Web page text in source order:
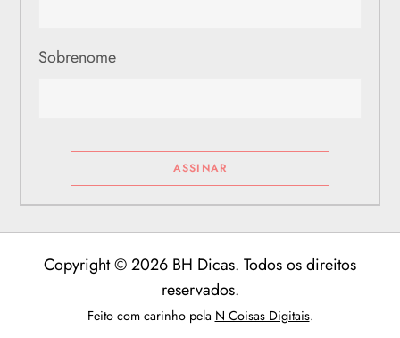
Sobrenome
Copyright © 2026 BH Dicas. Todos os direitos
reservados.
Feito com carinho pela N Coisas Digitais.